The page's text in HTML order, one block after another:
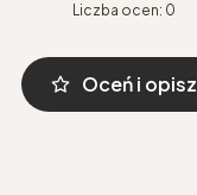
Liczba ocen: 0
Oceń i opisz